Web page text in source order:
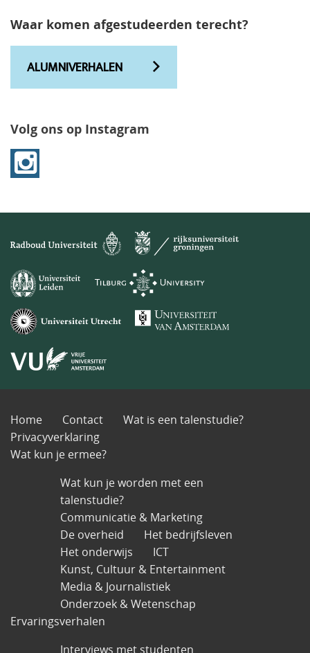
Waar komen afgestudeerden terecht?
ALUMNIVERHALEN
Volg ons op Instagram
Home Contact
Wat is een talenstudie?
Privacyverklaring
Wat kun je ermee?
Wat kun je worden met een
talenstudie?
Communicatie & Marketing
De overheid
Het bedrijfsleven
Het onderwijs
ICT
Kunst, Cultuur & Entertainment
Media & Journalistiek
Onderzoek & Wetenschap
Ervaringsverhalen
Interviews met studenten